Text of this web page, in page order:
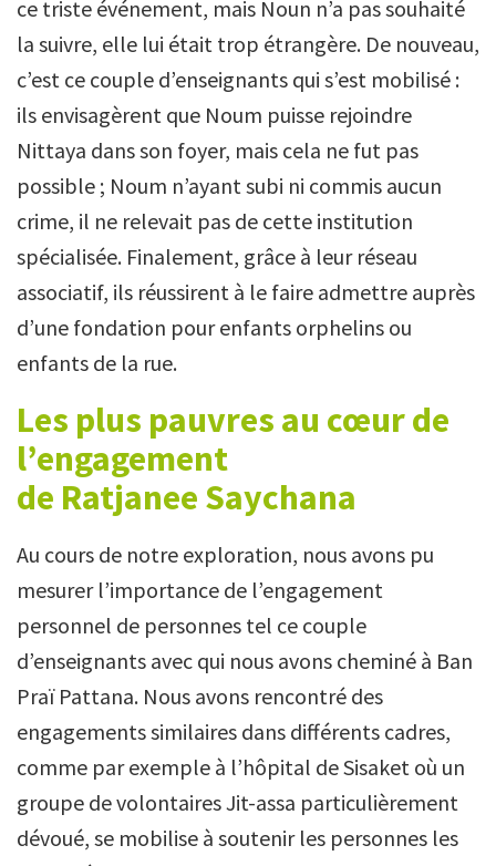
ce triste événement, mais Noun n’a pas souhaité
la suivre, elle lui était trop étrangère. De nouveau,
c’est ce couple d’enseignants qui s’est mobilisé :
ils envisagèrent que Noum puisse rejoindre
Nittaya dans son foyer, mais cela ne fut pas
possible ; Noum n’ayant subi ni commis aucun
crime, il ne relevait pas de cette institution
spécialisée. Finalement, grâce à leur réseau
associatif, ils réussirent à le faire admettre auprès
d’une fondation pour enfants orphelins ou
enfants de la rue.
Les plus pauvres au cœur de
l’engagement
de Ratjanee Saychana
Au cours de notre exploration, nous avons pu
mesurer l’importance de l’engagement
personnel de personnes tel ce couple
d’enseignants avec qui nous avons cheminé à Ban
Praï Pattana. Nous avons rencontré des
engagements similaires dans différents cadres,
comme par exemple à l’hôpital de Sisaket où un
groupe de volontaires Jit-assa particulièrement
dévoué, se mobilise à soutenir les personnes les